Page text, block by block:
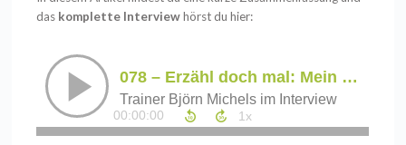
das komplette Interviewhörst du hier: